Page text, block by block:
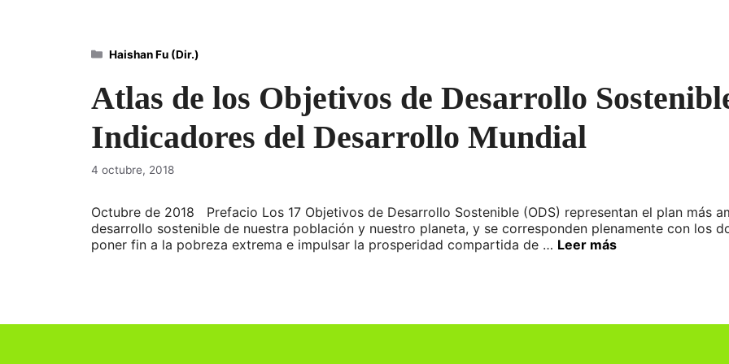
Atlas de los Objetivos de Desarrollo
Indicadores del Desarrollo Mundial
4 octubre, 2018
Octubre de 2018 Prefacio Los 17 Objetivos de Desarrollo Sostenible (ODS) representan el plan más
desarrollo sostenible de nuestra población y nuestro planeta, y se corresponden plenamente con los
poner fin a la pobreza extrema e impulsar la prosperidad compartida de … Leer más
Categorías
Haishan Fu (Dir.)